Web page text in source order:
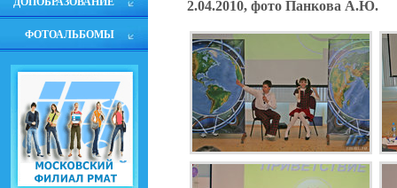
ФОТОАЛЬБОМЫ
2.04.2010, фото Панкова А.Ю.